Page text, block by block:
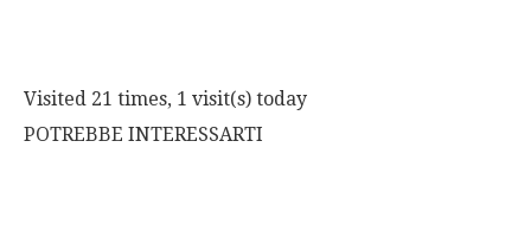
Visited 21 times, 1 visit(s) today
POTREBBE INTERESSARTI